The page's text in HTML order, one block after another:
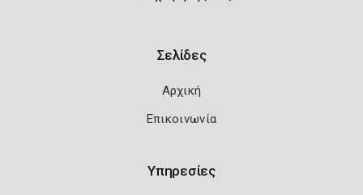
Σελίδες
Αρχική
Επικοινωνία
Υπηρεσίες